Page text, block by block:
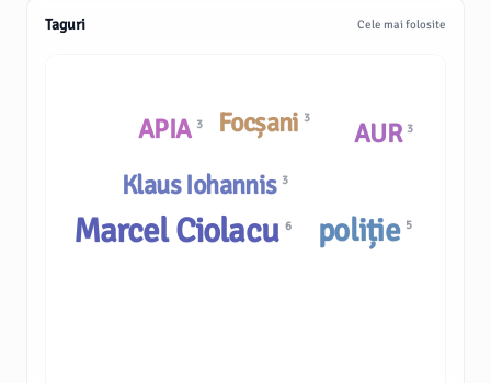
Taguri Cele mai folosite
Klaus Iohannis 3
Focșani 3
poliție 5
APIA 3
Marcel Ciolacu6
AUR 3